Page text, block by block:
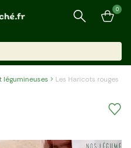
0
légumineuses Les Haricots rouges